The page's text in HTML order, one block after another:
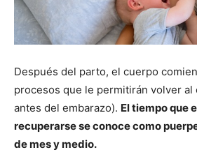
Después del parto, el cuerpo
procesos que le permitirán volver al
antes del embarazo). El tiempo que
recuperarse se conoce como
de mes y medio.